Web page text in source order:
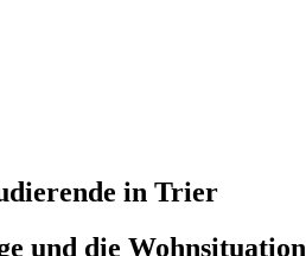
in Trier
und die Wohnsituation